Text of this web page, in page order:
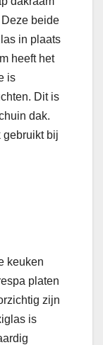
beide
in plaats
heeft het
is
Dit is
dak.
gebruikt bij
keuken
platen
zijn
is